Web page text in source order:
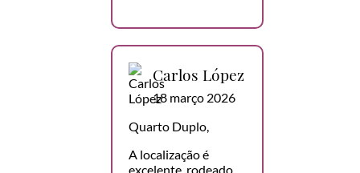
Carlos López
18 março 2026
Quarto Duplo,
A localização é
excelente, rodeado